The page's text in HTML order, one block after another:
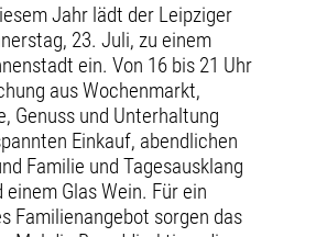
Jahr lädt der Leipziger
23. Juli, zu einem
ein. Von 16 bis 21 Uhr
aus Wochenmarkt,
Genuss und Unterhaltung
Einkauf, abendlichen
Familie und Tagesausklang
Glas Wein. Für ein
Familienangebot sorgen das